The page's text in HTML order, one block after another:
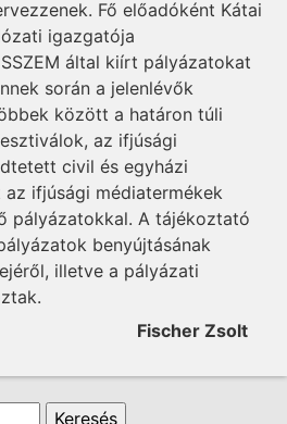
Fő előadóként Kátai
igazgatója
által kiírt pályázatokat
során a jelenlévők
között a határon túli
az ifjúsági
civil és egyházi
ifjúsági médiatermékek
pályázatokkal. A tájékoztató
benyújtásának
illetve a pályázati
Fischer Zsolt